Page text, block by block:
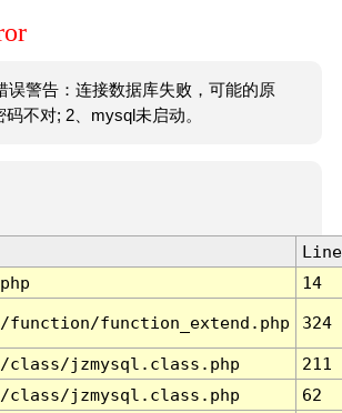
误警告：连接数据库失败，可能的原
不对; 2、mysql未启动。
Line
14
function/function_extend.php 324
class/jzmysql.class.php
211
class/jzmysql.class.php
62